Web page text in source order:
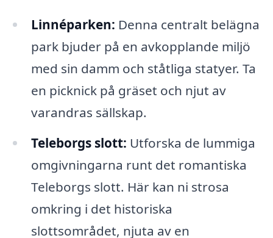
Linnéparken: Denna centralt belägna
park bjuder på en avkopplande miljö
med sin damm och ståtliga statyer. Ta
en picknick på gräset och njut av
varandras sällskap.
Teleborgs slott: Utforska de lummiga
omgivningarna runt det romantiska
Teleborgs slott. Här kan ni strosa
omkring i det historiska
slottsområdet, njuta av en